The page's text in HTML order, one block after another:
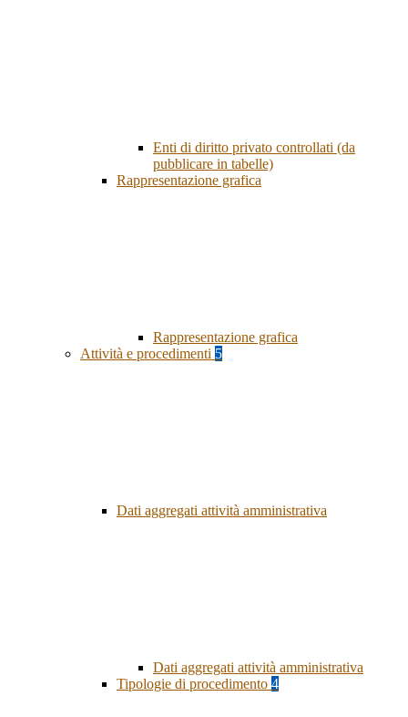
Enti di diritto privato controllati (da
pubblicare in tabelle)
Rappresentazione grafica
Rappresentazione grafica
Attività e procedimenti 5
Dati aggregati attività amministrativa
Dati aggregati attività amministrativa
Tipologie di procedimento 4